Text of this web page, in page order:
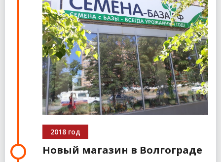
2018 год
Новый магазин в Волгограде